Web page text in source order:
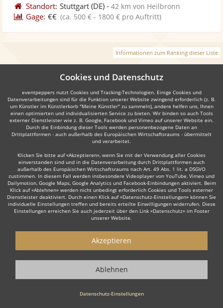
Standort: Stuttgart (DE) -42 km von Heilbronn
Gage: €€ (ca. 500 € - 1800 € pro Auftritt)
Informationen zum Ranking dieser Liste
Weiter
Tribute Band Irish Folk Lateinamerikanische Musik
1. Kostenlos anfragen
finden Sie auf den jeweiligen Künstler-Profil-Seiten der Musiker.
Cookies und Datenschutz
eventpeppers nutzt Cookies und Tracking-Technologien. Einige Cookies und
Datenverarbeitungen sind für die Funktion unserer Website zwingend erforderlich (z. B.
um Künstler im Künstlerkorb "Meine Künstler" zu sammeln), andere helfen uns, Ihnen
einen optimierten und individualisierten Service zu bieten. Wir binden so auch Tools
externer Dienstleister wie z. B. Google, Facebook und Vimeo auf unserer Website ein.
Durch die Einbindung dieser Tools werden personenbezogene Daten an
Drittplattformen - auch außerhalb des Europäischen Wirtschaftsraums - übermittelt
und verarbeitet.
Klicken Sie bitte auf «Akzeptieren», wenn Sie mit der Verwendung aller Cookies
einverstanden sind und in die Datenverarbeitung durch Drittplattformen auch
außerhalb des Europäischen Wirtschaftsraums nach Art. 49 Abs. 1 lit. a DSGVO
zustimmen. In diesem Fall werden insbesondere Videoplayer von YouTube, Vimeo und
Dailymotion, Google Maps, Google Analytics und Facebook-Einbindungen aktiviert. Beim
Klick auf «Ablehnen» werden nicht unbedingt erforderlich Cookies und Tools externer
Dienstleister deaktiviert. Durch einen Klick auf «Datenschutz-Einstellungen» können Sie
individuelle Einstellungen treffen und bereits erteilte Einwilligungen widerrufen. Diese
Einstellungen erreichen Sie auch jederzeit über den Link «Datenschutz» im Footer
unserer Website.
Datenschutz-Einstellungen
Akzeptieren
Ablehnen